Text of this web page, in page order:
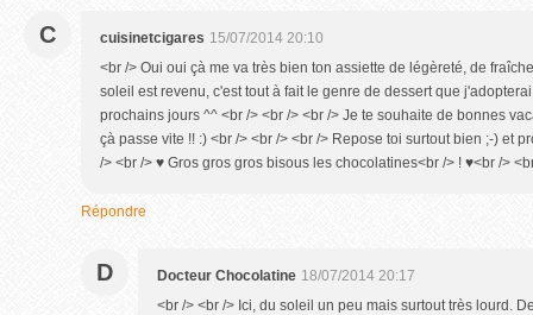
C cuisinetcigares 15/07/2014 20:10
<br /> Oui oui çà me va très bien ton assiette de légèreté, de
soleil est revenu, c'est tout à fait le genre de dessert que
prochains jours ^^ <br /> <br /> <br /> Je te souhaite de bonnes
çà passe vite !! :) <br /> <br /> <br /> Repose toi surtout bien ;-) et
/> <br /> ♥ Gros gros gros bisous les chocolatines<br /> ! ♥<br />
Répondre
D Docteur Chocolatine 18/07/2014 20:17
<br /> <br /> Ici, du soleil un peu mais surtout très lourd.